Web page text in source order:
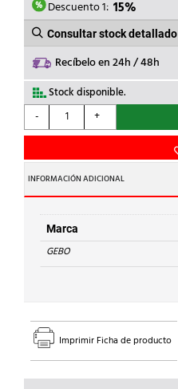
38,35€.32,60€.
Descuento 1: 15%
Consultar stock detallado
Recíbelo en 24h / 48h
Stock disponible.
-
GEBO
-
1.1/2"
ACERO
cantidad
+
INFORMACIÓN ADICIONAL
Marca
GEBO
Imprimir Ficha de producto